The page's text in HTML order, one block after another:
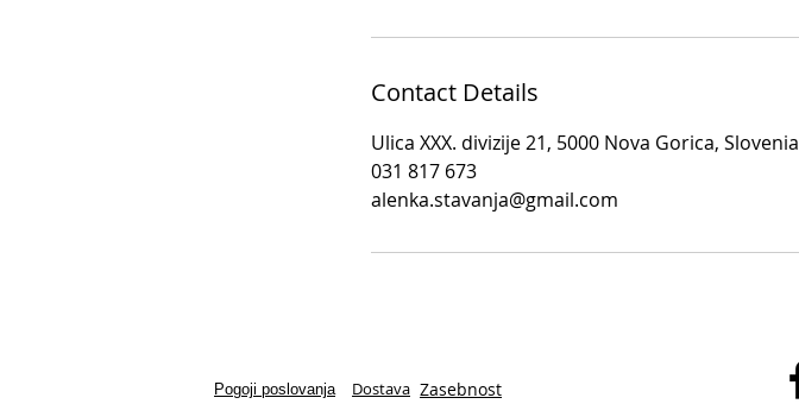
Contact Details
Ulica XXX. divizije 21, 5000 Nova Gorica, Slovenia
031 817 673
alenka.stavanja@gmail.com
Pogoji poslovanja Dostava Zasebnost